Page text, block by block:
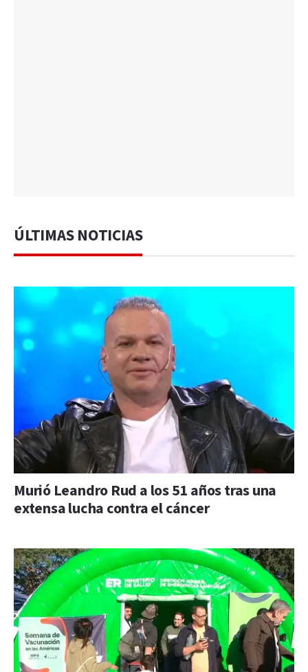
ÚLTIMAS NOTICIAS
Murió Leandro Rud a los 51 años tras una
extensa lucha contra el cáncer